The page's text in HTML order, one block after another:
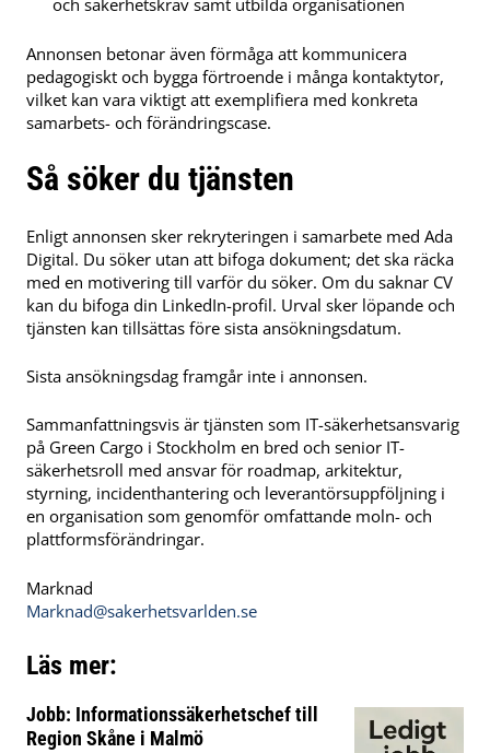
och säkerhetskrav samt utbilda organisationen
Annonsen betonar även förmåga att kommunicera
pedagogiskt och bygga förtroende i många kontaktytor,
vilket kan vara viktigt att exemplifiera med konkreta
samarbets- och förändringscase.
Så söker du tjänsten
Enligt annonsen sker rekryteringen i samarbete med Ada
Digital. Du söker utan att bifoga dokument; det ska räcka
med en motivering till varför du söker. Om du saknar CV
kan du bifoga din LinkedIn-profil. Urval sker löpande och
tjänsten kan tillsättas före sista ansökningsdatum.
Sista ansökningsdag framgår inte i annonsen.
Sammanfattningsvis är tjänsten som IT-säkerhetsansvarig
på Green Cargo i Stockholm en bred och senior IT-
säkerhetsroll med ansvar för roadmap, arkitektur,
styrning, incidenthantering och leverantörsuppföljning i
en organisation som genomför omfattande moln- och
plattformsförändringar.
Marknad
Marknad@sakerhetsvarlden.se
Läs mer:
Jobb: Informationssäkerhetschef till
Region Skåne i Malmö